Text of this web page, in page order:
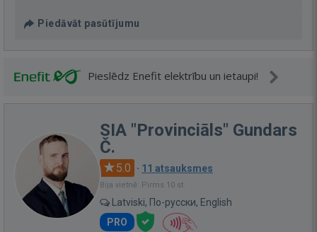
Piedāvāt pasūtījumu
Pieslēdz Enefit elektrību un ietaupi!
SIA "Provinciāls" Gundars
Č.
5.0 · 11 atsauksmes
Bija vietnē: Pirms 10 st.
Latviski, По-русски, English
PRO